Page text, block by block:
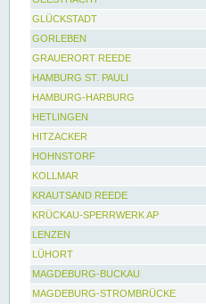
GLÜCKSTADT
GORLEBEN
GRAUERORT REEDE
HAMBURG ST. PAULI
HAMBURG-HARBURG
HETLINGEN
HITZACKER
HOHNSTORF
KOLLMAR
KRAUTSAND REEDE
KRÜCKAU-SPERRWERK AP
LENZEN
LÜHORT
MAGDEBURG-BUCKAU
MAGDEBURG-STROMBRÜCKE